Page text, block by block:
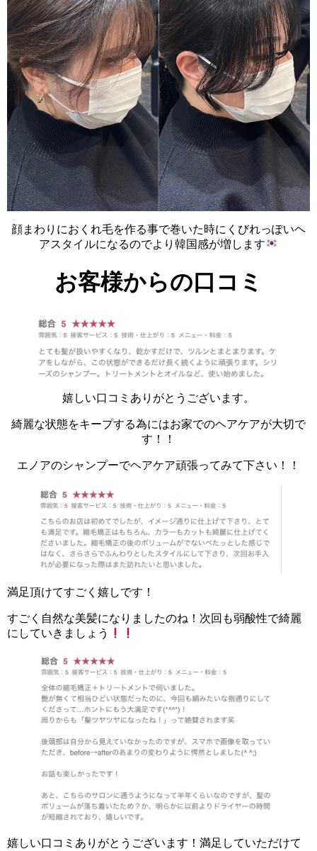
顔まわりにおくれ毛を作る事で巻いた時にくびれっぽいヘ
アスタイルになるのでより韓国感が増します
お客様からの口コミ
嬉しい口コミありがとうございます。
綺麗な状態をキープする為にはお家でのヘアケアが大切で
す！！
エノアのシャンプーでヘアケア頑張ってみて下さい！！
満足頂けてすごく嬉しです！
すごく自然な美髪になりましたのね！次回も弱酸性で綺麗
にしていきましょう
嬉しい口コミありがとうございます！満足していただけて